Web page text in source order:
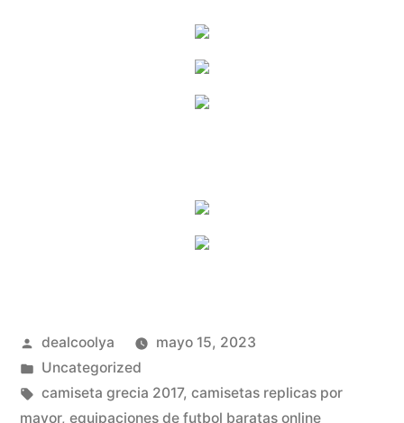
Publicado
por
dealcoolya
mayo 15, 2023
Publicado
en
Uncategorized
Etiquetas:
camiseta grecia 2017, camisetas replicas por
mayor, equipaciones de futbol baratas online